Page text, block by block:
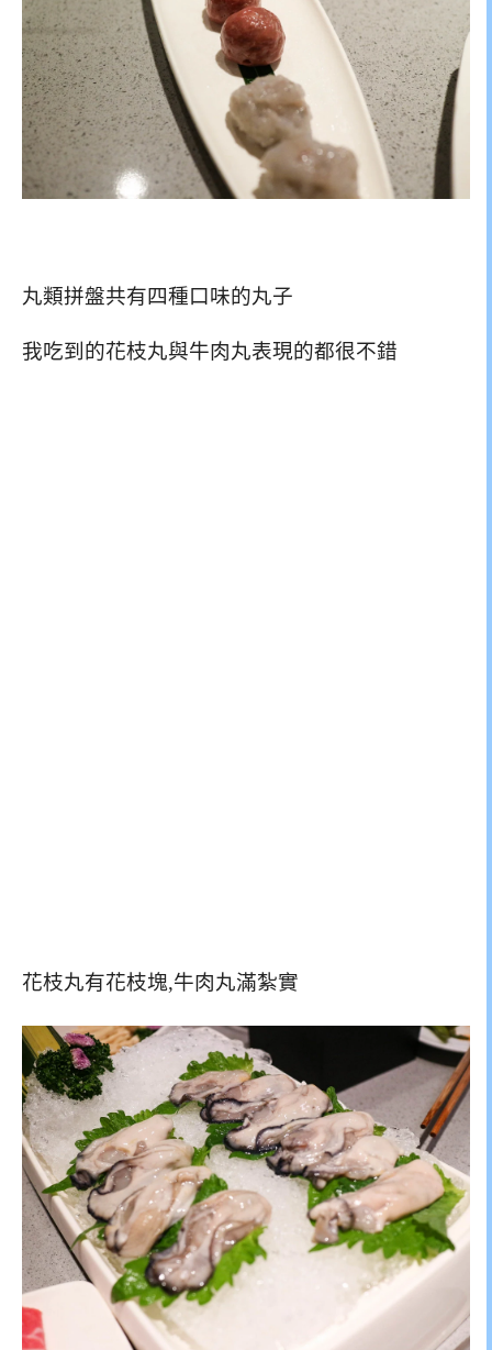
丸類拼盤共有四種口味的丸子
我吃到的花枝丸與牛肉丸表現的都很不錯
花枝丸有花枝塊,牛肉丸滿紮實